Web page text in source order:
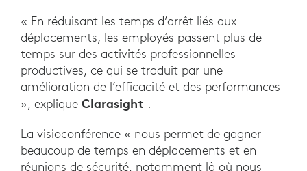
« En réduisant les temps d’arrêt liés aux
déplacements, les employés passent plus de
temps sur des activités professionnelles
productives, ce qui se traduit par une
amélioration de l’efficacité et des performances
», explique Clarasight .
La visioconférence « nous permet de gagner
beaucoup de temps en déplacements et en
réunions de sécurité, notamment là où nous